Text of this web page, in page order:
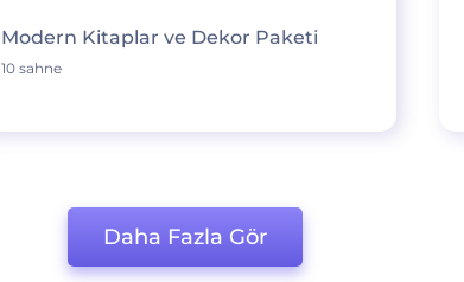
Modern Kitaplar ve Dekor Paketi
10 sahne
Daha Fazla Gör